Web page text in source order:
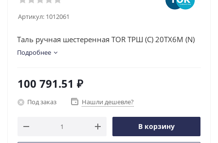
Артикул: 1012061
Таль ручная шестеренная TOR ТРШ (C) 20ТХ6М (N)
Подробнее
100 791.51 ₽
Под заказ Нашли дешевле?
В корзину